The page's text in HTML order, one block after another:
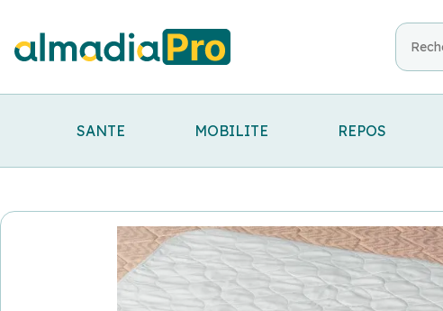
SANTE MOBILITE REPOS